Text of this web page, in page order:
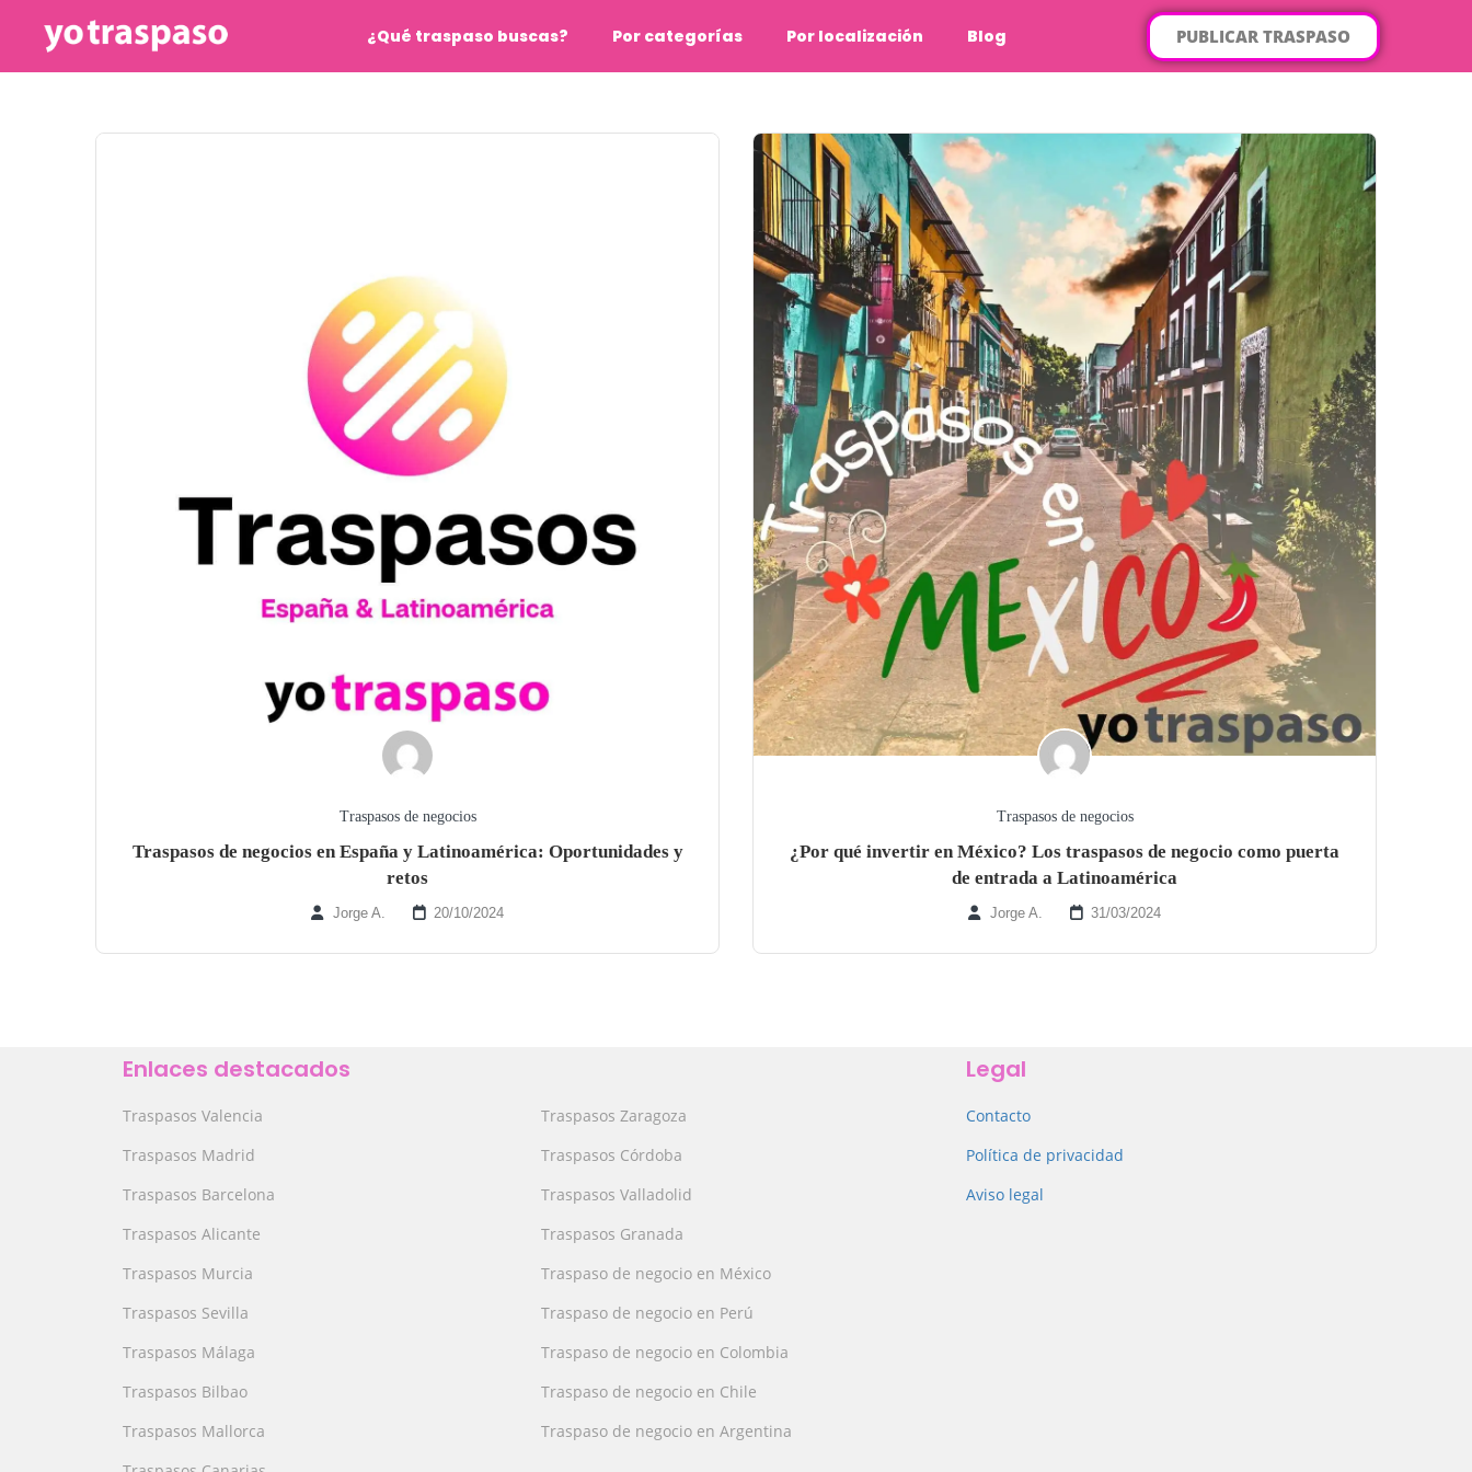
¿Qué traspaso buscas? Por categorías Por localización Blog PUBLICAR TRASPASO
Traspasos de negocios
Traspasos de negocios en España y Latinoamérica: Oportunidades y
retos
Jorge A. 20/10/2024
Traspasos de negocios
¿Por qué invertir en México? Los traspasos de negocio como puerta
de entrada a Latinoamérica
Jorge A. 31/03/2024
Enlaces destacados
Traspasos Valencia
Traspasos Madrid
Traspasos Barcelona
Traspasos Alicante
Traspasos Murcia
Traspasos Sevilla
Traspasos Málaga
Traspasos Bilbao
Traspasos Mallorca
Traspasos Zaragoza
Traspasos Córdoba
Traspasos Valladolid
Traspasos Granada
Traspaso de negocio en México
Traspaso de negocio en Perú
Traspaso de negocio en Colombia
Traspaso de negocio en Chile
Traspaso de negocio en Argentina
Legal
Contacto
Política de privacidad
Aviso legal